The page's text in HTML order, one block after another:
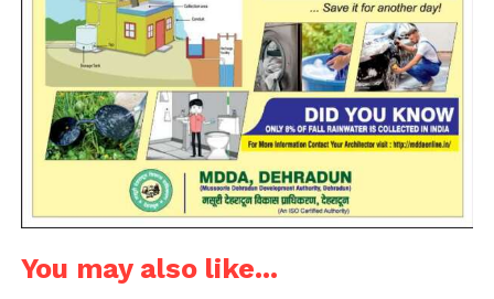
You may also like...